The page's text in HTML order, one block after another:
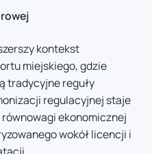
kontekst
miejskiego, gdzie
tradycyjne reguły
regulacyjnej staje
ekonomicznej
wokół licencji i